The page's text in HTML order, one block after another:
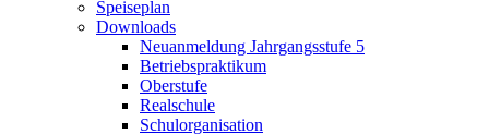
Speiseplan
Downloads
Neuanmeldung Jahrgangsstufe 5
Betriebspraktikum
Oberstufe
Realschule
Schulorganisation